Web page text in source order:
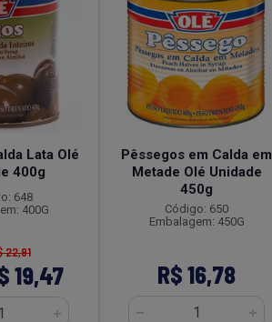
Lata Olé
400g
648
400G
22,91
19,47
Pêssegos em Calda em
Metade Olé Unidade
450g
Código: 650
Embalagem: 450G
R$ 16,78